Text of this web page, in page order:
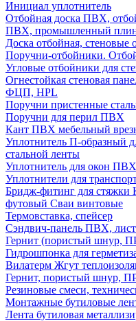
Инициал уплотнитель
Отбойная доска ПВХ,
ПВХ, промышленный
Доска отбойная, стеновые
Поручни-отбойники.
Угловые отбойники для
Огнестойкая стеновая
ФЦП, HPL
Поручни пристенные
Поручни для перил ПВХ
Кант ПВХ мебельный
Уплотнитель П-образный
стальной ленты
Уплотнитель для окон ПВХ
Уплотнители для
Бридж-фитинг для стяжки
футовый Сваи винтовые
Термовставка, спейсер
Сэндвич-панель ПВХ,
Гернит (пористый шнур,
Гидрошпонка для
Вилатерм Жгут
Гернит, пористый шнур,
Резиновые смеси,
Монтажные бутиловые
Лента бутиловая